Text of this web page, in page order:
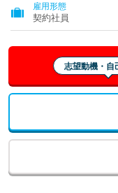
雇用形態
契約社員
志望動機・自